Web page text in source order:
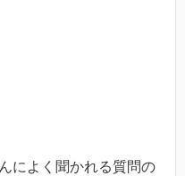
によく聞かれる質問の